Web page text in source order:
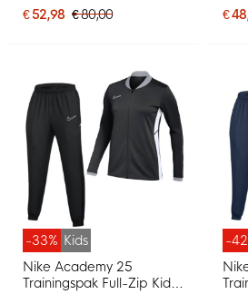
€ 52,98 € 80,00
€
-33% Kids
Nike Academy 25
Trainingspak Full-Zip Kids
-